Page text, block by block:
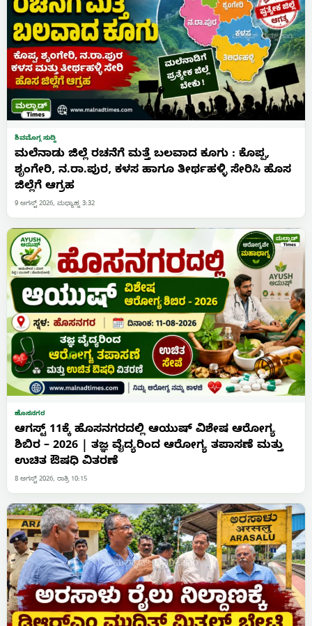
ಶಿವಮೊಗ್ಗ ಸುದ್ದಿ
ಮಲೆನಾಡು ಜಿಲ್ಲೆ ರಚನೆಗೆ ಮತ್ತೆ ಬಲವಾದ ಕೂಗು : ಕೊಪ್ಪ,
ಶೃಂಗೇರಿ, ನ.ರಾ.ಪುರ, ಕಳಸ ಹಾಗೂ ತೀರ್ಥಹಳ್ಳಿ ಸೇರಿಸಿ ಹೊಸ
ಜಿಲ್ಲೆಗೆ ಆಗ್ರಹ
9 ಆಗಸ್ಟ್ 2026, ಮಧ್ಯಾಹ್ನ 3:32
ಹೊಸನಗರ
ಆಗಸ್ಟ್ 11ಕ್ಕೆ ಹೊಸನಗರದಲ್ಲಿ ಆಯುಷ್ ವಿಶೇಷ ಆರೋಗ್ಯ
ಶಿಬಿರ – 2026 | ತಜ್ಞ ವೈದ್ಯರಿಂದ ಆರೋಗ್ಯ ತಪಾಸಣೆ ಮತ್ತು
ಉಚಿತ ಔಷಧಿ ವಿತರಣೆ
8 ಆಗಸ್ಟ್ 2026, ರಾತ್ರಿ 10:15